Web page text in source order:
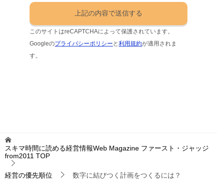
このサイトはreCAPTCHAによって保護されています。
Googleのプライバシーポリシー と利用規約が適用されま
す。
スキマ時間に読める経営情報Web Magazine ファースト・ジャッジ
from2011 TOP
経営の優先順位 数字に結びつく計画をつくるには？